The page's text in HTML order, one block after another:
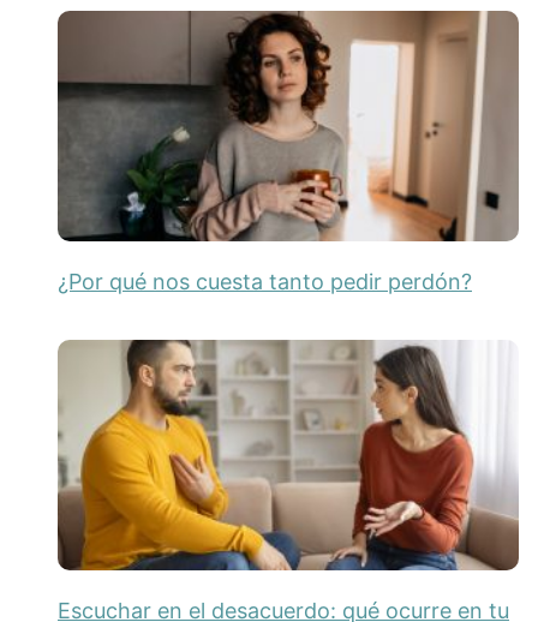
¿Por qué nos cuesta tanto pedir perdón?
Escuchar en el desacuerdo: qué ocurre en tu